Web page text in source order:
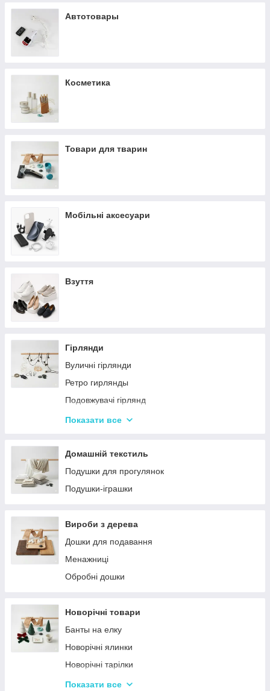
Автотовары
Косметика
Товари для тварин
Мобільні аксесуари
Взуття
Гірлянди
Вуличні гірлянди
Ретро гирлянды
Подовжувачі гірлянд
Хатні гірлянди
Показати все
Домашній текстиль
Подушки для прогулянок
Подушки-іграшки
Вироби з дерева
Дошки для подавання
Менажниці
Обробні дошки
Новорічні товари
Банты на елку
Новорічні ялинки
Новорічні тарілки
Новорічні фігурки та статуетки
Показати все